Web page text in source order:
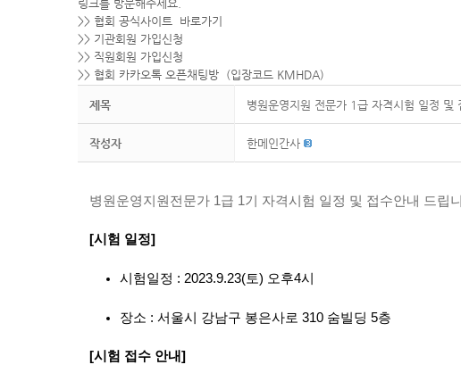
링크를 방문해주세요.
>> 협회 공식사이트 바로가기
>> 기관회원 가입신청
>> 직원회원 가입신청
>> 협회 카카오톡 오픈채팅방 (입장코드 KMHDA)
제목 병원운영지원 전문가 1급 자격시험 일정 및
작성자 한메인간사
병원운영지원전문가 1급 1기 자격시험 일정 및 접수안내 드립
[시험 일정]
시험일정 : 2023.9.23(토) 오후4시
장소 : 서울시 강남구 봉은사로 310 숨빌딩 5층
[시험 접수 안내]